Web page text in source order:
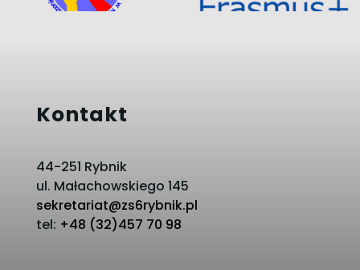
Kontakt
44-251 Rybnik
ul. Małachowskiego 145
sekretariat@zs6rybnik.pl
tel: +48 (32)457 70 98